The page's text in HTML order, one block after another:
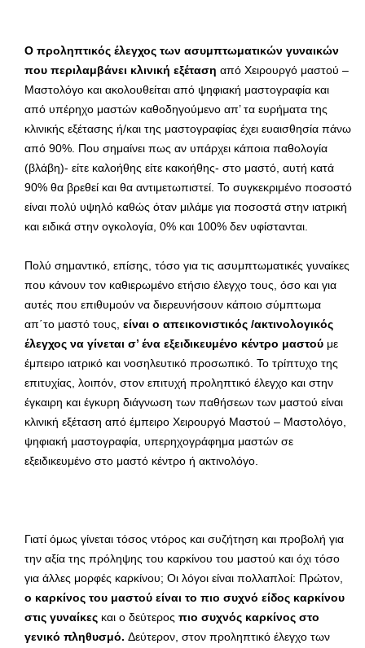
Ο προληπτικός έλεγχος των ασυμπτωματικών γυναικών
που περιλαμβάνει κλινική εξέταση από Χειρουργό μαστού –
Μαστολόγο και ακολουθείται από ψηφιακή μαστογραφία και
από υπέρηχο μαστών καθοδηγούμενο απ’ τα ευρήματα της
κλινικής εξέτασης ή/και της μαστογραφίας έχει ευαισθησία πάνω
από 90%. Που σημαίνει πως αν υπάρχει κάποια παθολογία
(βλάβη)- είτε καλοήθης είτε κακοήθης- στο μαστό, αυτή κατά
90% θα βρεθεί και θα αντιμετωπιστεί. Το συγκεκριμένο ποσοστό
είναι πολύ υψηλό καθώς όταν μιλάμε για ποσοστά στην ιατρική
και ειδικά στην ογκολογία, 0% και 100% δεν υφίστανται.
Πολύ σημαντικό, επίσης, τόσο για τις ασυμπτωματικές γυναίκες
που κάνουν τον καθιερωμένο ετήσιο έλεγχο τους, όσο και για
αυτές που επιθυμούν να διερευνήσουν κάποιο σύμπτωμα
απ΄το μαστό τους, είναι ο απεικονιστικός /ακτινολογικός
έλεγχος να γίνεται σ’ ένα εξειδικευμένο κέντρο μαστού με
έμπειρο ιατρικό και νοσηλευτικό προσωπικό. Το τρίπτυχο της
επιτυχίας, λοιπόν, στον επιτυχή προληπτικό έλεγχο και στην
έγκαιρη και έγκυρη διάγνωση των παθήσεων των μαστού είναι
κλινική εξέταση από έμπειρο Χειρουργό Μαστού – Μαστολόγο,
ψηφιακή μαστογραφία, υπερηχογράφημα μαστών σε
εξειδικευμένο στο μαστό κέντρο ή ακτινολόγο.
Γιατί όμως γίνεται τόσος ντόρος και συζήτηση και προβολή για
την αξία της πρόληψης του καρκίνου του μαστού και όχι τόσο
για άλλες μορφές καρκίνου; Οι λόγοι είναι πολλαπλοί: Πρώτον,
ο καρκίνος του μαστού είναι το πιο συχνό είδος καρκίνου
στις γυναίκες και ο δεύτερος πιο συχνός καρκίνος στο
γενικό πληθυσμό. Δεύτερον, στον προληπτικό έλεγχο των